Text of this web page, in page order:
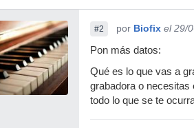
#2 por Biofix el 29/
Pon más datos:
Qué es lo que vas a
grabadora o
todo lo que se te